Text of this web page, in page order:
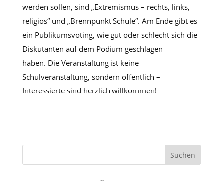
werden sollen, sind „Extremismus – rechts, links,
religiös“ und „Brennpunkt Schule“. Am Ende gibt es
ein Publikumsvoting, wie gut oder schlecht sich die
Diskutanten auf dem Podium geschlagen
haben. Die Veranstaltung ist keine
Schulveranstaltung, sondern öffentlich –
Interessierte sind herzlich willkommen!